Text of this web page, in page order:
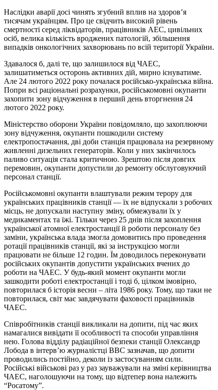
Наслідки аварії досі чинять згубний вплив на здоров’я
тисячам українцям. Про це свідчить високий рівень
смертності серед ліквідаторів, працівників АЕС, цивільних
осіб, велика кількість вроджених патологій, збільшення
випадків онкологічних захворювань по всій території України.
Здавалося б, далі те, що залишилося від ЧАЕС,
залишатиметься осторонь активних дій, мирно існуватиме.
Але 24 лютого 2022 року почалася російсько-українська війна.
Попри всі раціональні розрахунки, російськомовні окупанти
захопити зону відчуження в перший день вторгнення 24
лютого 2022 року.
Міністерство оборони України повідомляло, що захоплюючи
зону відчуження, окупанти пошкодили систему
електропостачання, дві доби станція працювала на резервному
живленні дизельних генераторів. Коли у них закінчилось
паливо ситуація стала критичною. Зрештою після довгих
перемовин, окупанти допустили до ремонту обслуговуючий
персонал станції.
Російськомовні окупанти влаштували режим терору для
українських працівників станції — їх не відпускали з робочих
місць, не допускали наступну зміну, обмежували їх у
медикаментах та їжі. Тільки через 25 днів після захоплення
української атомної електростанції й роботи персоналу без
заміни, українська влада змогла домовитись про проведення
ротації працівників станції, які за інструкцією могли
працювати не більше 12 годин. Їм доводилось переконувати
російських окупантів допустити українських вчених до
роботи на ЧАЕС. У будь-який момент окупанти могли
зашкодити роботі електростанції і тоді б, цілком імовірно,
повторилася б історія весни – літа 1986 року. Тому, що таки не
повторилася, світ має завдячувати фаховості працівників
ЧАЕС.
Співробітників станції викликали на допити, під час яких
намагалися вивідати її особливості та способи управління
нею. Голова відділу радіаційної безпеки станції Олександр
Лобода в інтерв’ю журналістці BBC зазначав, що допити
проводились постійно, деколи із застосуванням сили.
Російські військові раз у раз зауважували на зміні керівництва
ЧАЕС, наголошуючи на тому, що відтепер вона належить
“Росатому”.